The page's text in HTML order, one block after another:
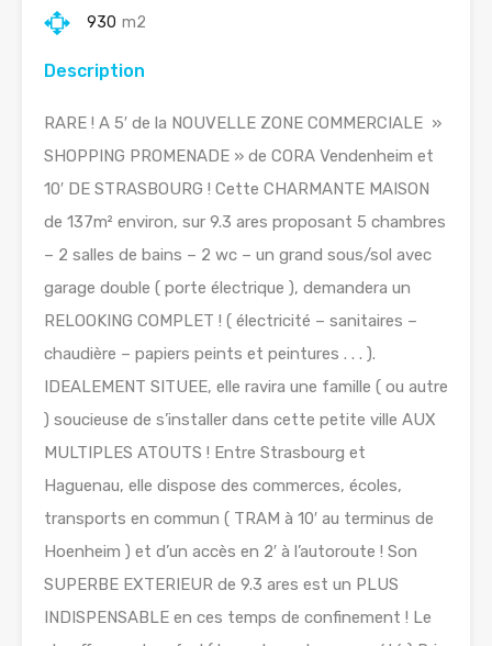
930 m2
Description
RARE ! A 5′ de la NOUVELLE ZONE COMMERCIALE »
SHOPPING PROMENADE » de CORA Vendenheim et
10′ DE STRASBOURG ! Cette CHARMANTE MAISON
de 137m² environ, sur 9.3 ares proposant 5 chambres
– 2 salles de bains – 2 wc – un grand sous/sol avec
garage double ( porte électrique ), demandera un
RELOOKING COMPLET ! ( électricité – sanitaires –
chaudière – papiers peints et peintures . . . ).
IDEALEMENT SITUEE, elle ravira une famille ( ou autre
) soucieuse de s’installer dans cette petite ville AUX
MULTIPLES ATOUTS ! Entre Strasbourg et
Haguenau, elle dispose des commerces, écoles,
transports en commun ( TRAM à 10′ au terminus de
Hoenheim ) et d’un accès en 2′ à l’autoroute ! Son
SUPERBE EXTERIEUR de 9.3 ares est un PLUS
INDISPENSABLE en ces temps de confinement ! Le